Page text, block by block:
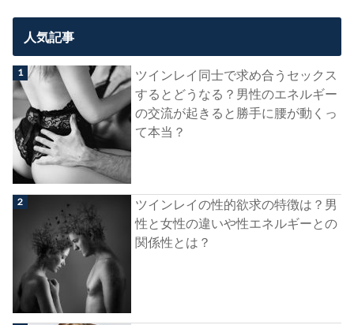
人気記事
ツインレイ同士で求め合うセックス
するとどうなる？男性のエネルギー
の交流が起きると勝手に腰が動くっ
て本当？
ツインレイの性的欲求の特徴は？男
性と女性の違いや性エネルギーとの
関係性とは？